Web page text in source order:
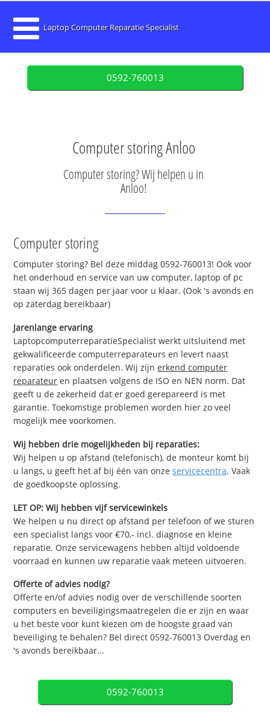
Laptop Computer Reparatie Specialist
0592-760013
Computer storing Anloo
Computer storing? Wij helpen u in
Anloo!
Computer storing
Computer storing? Bel deze middag 0592-760013! Ook voor
het onderhoud en service van uw computer, laptop of pc
staan wij 365 dagen per jaar voor u klaar. (Ook 's avonds en
op zaterdag bereikbaar)
Jarenlange ervaring
LaptopcomputerreparatieSpecialist werkt uitsluitend met
gekwalificeerde computerreparateurs en levert naast
reparaties ook onderdelen. Wij zijnerkend computer
reparateur en plaatsen volgens de ISO en NEN norm. Dat
geeft u de zekerheid dat er goed gerepareerd is met
garantie. Toekomstige problemen worden hier zo veel
mogelijk mee voorkomen.
Wij hebben drie mogelijkheden bij reparaties:
Wij helpen u op afstand (telefonisch), de monteur komt bij
u langs, u geeft het af bij één van onzeservicecentra. Vaak
de goedkoopste oplossing.
LET OP: Wij hebben vijf servicewinkels
We helpen u nu direct op afstand per telefoon of we sturen
een specialist langs voor €70,- incl. diagnose en kleine
reparatie. Onze servicewagens hebben altijd voldoende
voorraad en kunnen uw reparatie vaak meteen uitvoeren.
Offerte of advies nodig?
Offerte en/of advies nodig over de verschillende soorten
computers en beveiligingsmaatregelen die er zijn en waar
u het beste voor kunt kiezen om de hoogste graad van
beveiliging te behalen? Bel direct 0592-760013 Overdag en
's avonds bereikbaar...
0592-760013